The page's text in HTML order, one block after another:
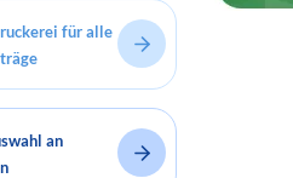
für alle
an